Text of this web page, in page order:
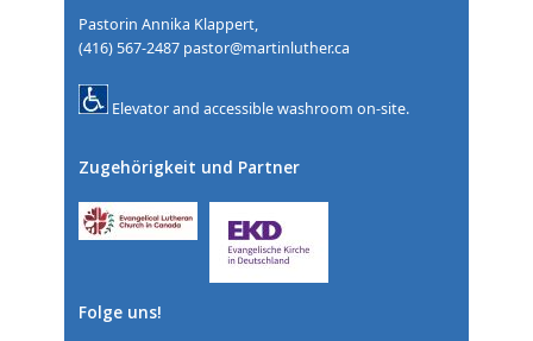
Pastorin Annika Klappert,
(416) 567-2487 pastor@martinluther.ca
Elevator and accessible washroom on-site.
Zugehörigkeit und Partner
Folge uns!